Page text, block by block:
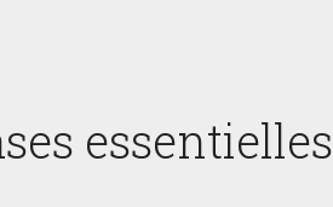
essentielles